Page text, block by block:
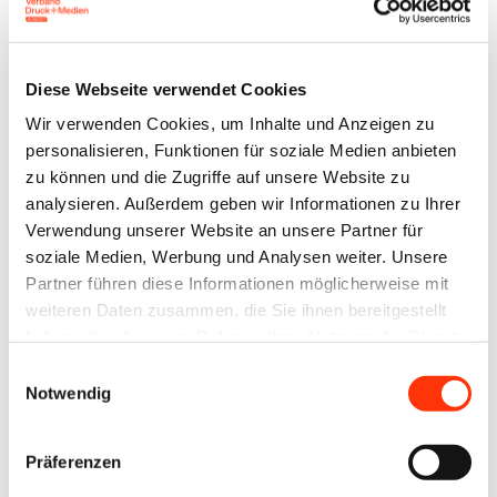
Diese Webseite verwendet Cookies
Wir verwenden Cookies, um Inhalte und Anzeigen zu
personalisieren, Funktionen für soziale Medien anbieten
zu können und die Zugriffe auf unsere Website zu
analysieren. Außerdem geben wir Informationen zu Ihrer
Verwendung unserer Website an unsere Partner für
soziale Medien, Werbung und Analysen weiter. Unsere
Partner führen diese Informationen möglicherweise mit
weiteren Daten zusammen, die Sie ihnen bereitgestellt
Notwendig
Präferenzen
Plattform
Natives
Sharing
E-
Mail
Drucker
Die Baumpflanzung ist eine zusätzliche Möglichkeit
regional für den Klimaschutz zu engagieren. Jede
Verbände kann mit dem Waldprojekt kombiniert